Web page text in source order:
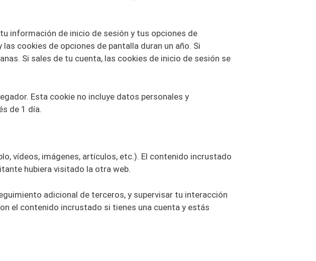
información de inicio de sesión y tus opciones de
cookies de opciones de pantalla duran un año. Si
Si sales de tu cuenta, las cookies de inicio de sesión se
Esta cookie no incluye datos personales y
de 1 día.
vídeos, imágenes, artículos, etc.). El contenido incrustado
hubiera visitado la otra web.
adicional de terceros, y supervisar tu interacción
el contenido incrustado si tienes una cuenta y estás